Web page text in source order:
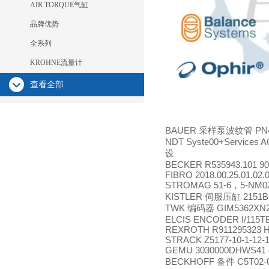
AIR TORQUE气缸
品牌优势
全系列
KROHNE流量计
查看全部
BAUER 采样泵波纹管
NDT Syste00+Services
设
BECKER R535943.101
FIBRO
STROMAG 51-6 ， 5-
KISTLER 伺服压缸
TWK 编码器
ELCIS ENCODER I/
REXROTH R911295323
STRACK Z5177-10-1-12-
GEMU
BECKHOFF 备件 C5T02-